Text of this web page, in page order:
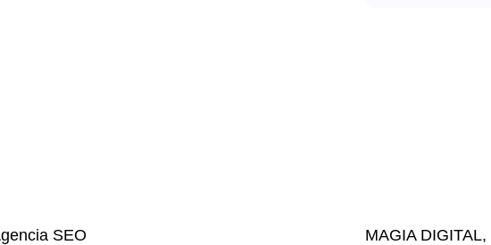
SEO
MAGIA DIGITAL,